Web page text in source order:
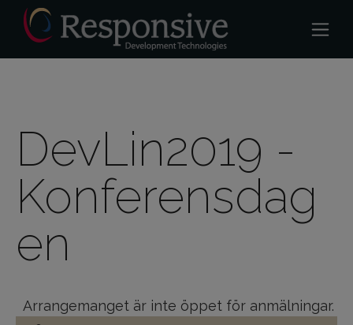
DevLin2019 -
Konferensdag
en
Arrangemanget är inte öppet för anmälningar.